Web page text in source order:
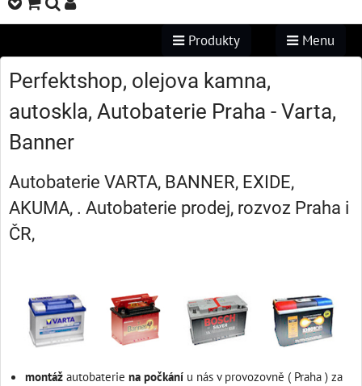
Produkty Menu
Perfektshop, olejova kamna,
autoskla, Autobaterie Praha - Varta,
Banner
Autobaterie VARTA, BANNER, EXIDE,
AKUMA, . Autobaterie prodej, rozvoz Praha i
ČR,
montáž autobaterie na počkání u nás v provozovně ( Praha ) za